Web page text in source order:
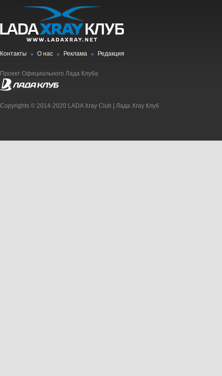
Контакты О нас Реклама Редакция
Проект Официального Лада Клуба
Copyrights © 2014-2020 LADA Xray Club | Лада Xray Клуб